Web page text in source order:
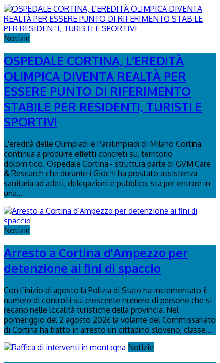
Notizie
OSPEDALE CORTINA, L’EREDITÀ
OLIMPICA DIVENTA REALTÀ PER
ESSERE PUNTO DI RIFERIMENTO
STABILE PER RESIDENTI, TURISTI E
SPORTIVI
L'eredità delle Olimpiadi e Paralimpiadi di Milano Cortina
continua a produrre effetti concreti sul territorio
dolomitico. Ospedale Cortina - struttura parte di GVM Care
& Research che durante i Giochi ha prestato assistenza
sanitaria ad atleti, delegazioni e pubblico, sta per entrare in
una...
Notizie
Arresto a Cortina d'Ampezzo per
detenzione ai fini di spaccio
Con l’inizio di agosto la Polizia di Stato ha incrementato il
numero di controlli sul crescente numero di persone che si
recano nelle località turistiche della provincia. Nel
pomeriggio del 2 agosto 2026 la volante del Commissariato
di Cortina ha tratto in arresto un cittadino sloveno, classe...
Notizie